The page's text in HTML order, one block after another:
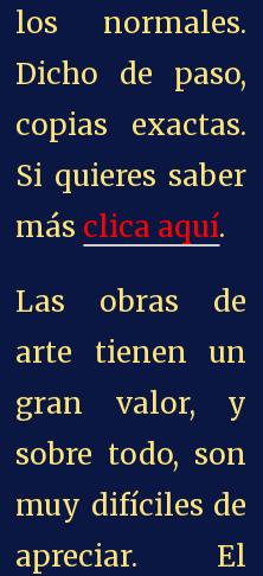
los normales.
Dicho de paso,
copias exactas.
Si quieres saber
más clica aquí.
Las obras de
arte tienen un
gran valor, y
sobre todo, son
muy difíciles de
apreciar. El